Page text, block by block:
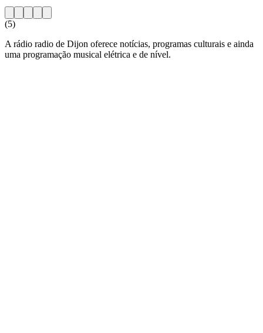
(5)
A rádio radio de Dijon oferece notícias, programas culturais e ainda
uma programação musical elétrica e de nível.